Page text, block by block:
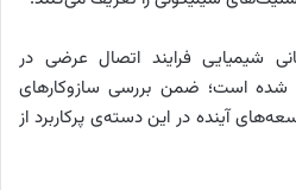
شیمیایی فرایند اتصال عرضی در
شده است؛ ضمن بررسی سازوکارهای
آینده در این دسته‌ی پرکاربرد از